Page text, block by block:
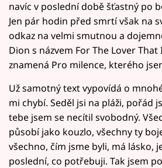
navíc v poslední době šťastný po
Jen pár hodin před smrtí však na
odkaz na velmi smutnou a
Dion s názvem For The Lover
znamená Pro milence, kterého
Už samotný text vypovídá o
mi chybí. Seděl jsi na pláži, pořád
tebe jsem se necítil svobodný.
působí jako kouzlo, všechny ty
všechno, čím jsme byli, má lásko,
poslední, co potřebuji. Tak jsem